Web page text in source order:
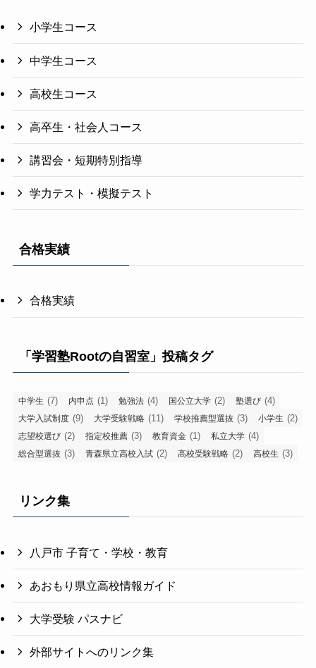
小学生コース
中学生コース
高校生コース
高卒生・社会人コース
講習会・短期特別指導
学力テスト・模擬テスト
合格実績
合格実績
「学習塾Rootの自習室」投稿タグ
中学生 (7) 内申点 (1) 勉強法 (4) 国公立大学 (2) 塾選び (4)
大学入試制度 (9) 大学受験戦略 (11) 学校推薦型選抜 (3) 小学生 (2)
志望校選び (2) 指定校推薦 (3) 教育資金 (1) 私立大学 (4)
総合型選抜 (3) 青森県立高校入試 (2) 高校受験戦略 (2) 高校生 (3)
リンク集
八戸市 子育て・学校・教育
あおもり県立高校情報ガイド
大学受験 パスナビ
外部サイトへのリンク集